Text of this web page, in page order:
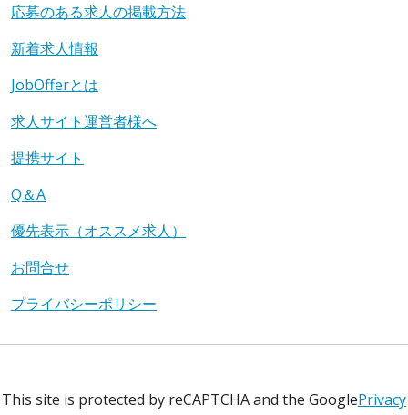
応募のある求人の掲載方法
新着求人情報
JobOfferとは
求人サイト運営者様へ
提携サイト
Q＆A
優先表示（オススメ求人）
お問合せ
プライバシーポリシー
This site is protected by reCAPTCHA and the GooglePrivacy